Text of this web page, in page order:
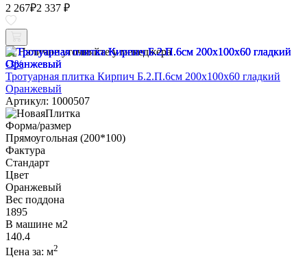
2 267₽2 337 ₽
Наличие уточняйте у менеджера
-3%
Тротуарная плитка Кирпич Б.2.П.6см 200х100х60 гладкий
Оранжевый
Артикул: 1000507
Форма/размер
Прямоугольная (200*100)
Фактура
Стандарт
Цвет
Оранжевый
Вес поддона
1895
В машине м2
140.4
Цена за: м2